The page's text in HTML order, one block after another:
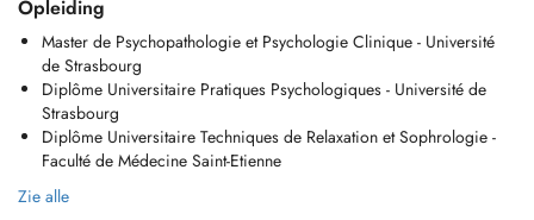
demploi...
Les techniques de relaxation
J'interviens aussi auprès des familles :
Thérapie familiale
Thérapie de couple
Bilan Psychologique et suivi d'enfants de 2 ans 6 mois à 17 ans ( sur 4
séances)
Opleiding
Master de Psychopathologie et Psychologie Clinique - Université
de Strasbourg
Diplôme Universitaire Pratiques Psychologiques - Université de
Strasbourg
Diplôme Universitaire Techniques de Relaxation et Sophrologie -
Faculté de Médecine Saint-Etienne
Zie alle